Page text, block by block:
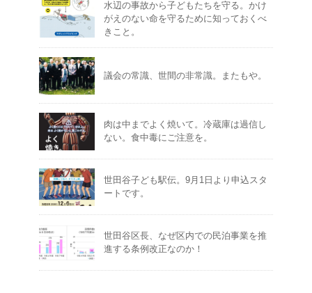
水辺の事故から子どもたちを守る。かけ
がえのない命を守るために知っておくべ
きこと。
議会の常識、世間の非常識。またもや。
肉は中までよく焼いて。冷蔵庫は過信し
ない。食中毒にご注意を。
世田谷子ども駅伝。9月1日より申込スタ
ートです。
世田谷区長、なぜ区内での民泊事業を推
進する条例改正なのか！